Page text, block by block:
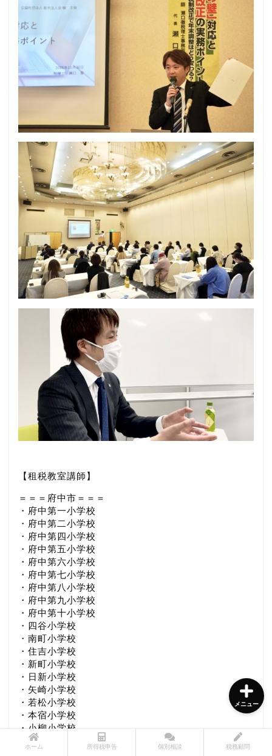
【租税教室講師】
＝＝＝府中市＝＝＝
・府中第一小学校
・府中第二小学校
・府中第四小学校
・府中第五小学校
・府中第六小学校
・府中第七小学校
・府中第八小学校
・府中第九小学校
・府中第十小学校
・四谷小学校
・南町小学校
・住吉小学校
・新町小学校
・日新小学校
・矢崎小学校
・若松小学校
・本宿小学校
・小柳小学校
・白糸台小学校
ホーム 所得税申告 個別相談 税務顧問
メニュー
所得税申告書作成サービス